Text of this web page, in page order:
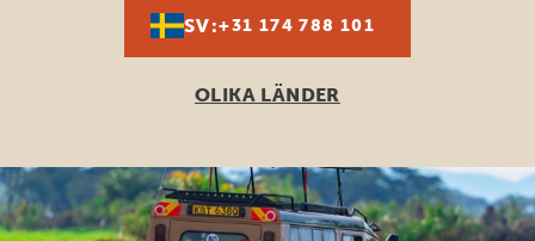
SV:+31 174 788 101
OLIKA LÄNDER